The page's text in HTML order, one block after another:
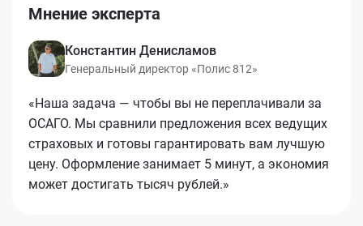
Мнение эксперта
Константин Денисламов
Генеральный директор «Полис 812»
«Наша задача — чтобы вы не переплачивали за
ОСАГО. Мы сравнили предложения всех ведущих
страховых и готовы гарантировать вам лучшую
цену. Оформление занимает 5 минут, а экономия
может достигать тысяч рублей.»